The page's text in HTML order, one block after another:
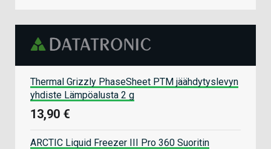
Thermal Grizzly PhaseSheet PTM jäähdytyslevyn
yhdiste Lämpöalusta 2 g
13,90 €
ARCTIC Liquid Freezer III Pro 360 Suoritin